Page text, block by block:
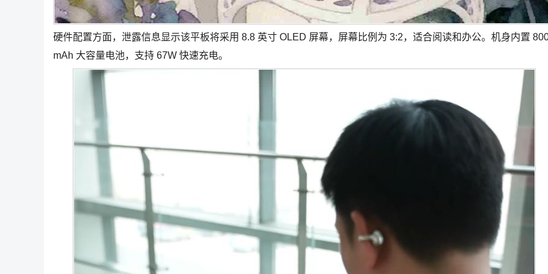
硬件配置方面，泄露信息显示该平板将采用 8.8 英寸 OLED 屏幕，屏幕比例为 3:2，适合阅读和办公。机身内置
mAh 大容量电池，支持 67W 快速充电。